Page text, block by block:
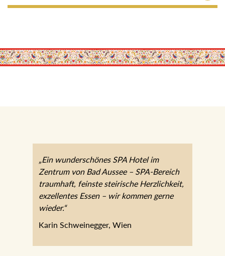
„Ein wunderschönes SPA Hotel im
Zentrum von Bad Aussee – SPA-Bereich
traumhaft, feinste steirische Herzlichkeit,
exzellentes Essen – wir kommen gerne
wieder.“
Karin Schweinegger, Wien